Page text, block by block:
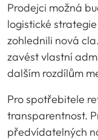
Prodejci možná
logistické
zohlednili nová
zavést vlastní
dalším rozdílům
Pro spotřebitele
transparentnost.
předvídatelných